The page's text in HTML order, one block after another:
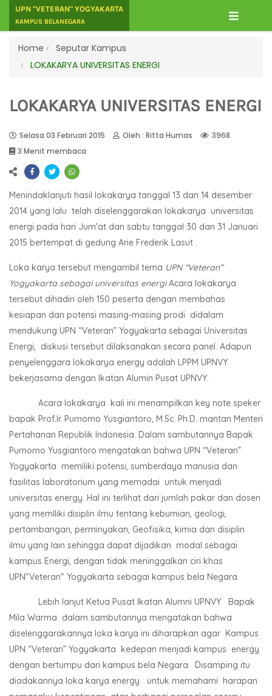
UPN "VETERAN" YOGYAKARTA
KAMPUS BELANEGARA
Home
Seputar Kampus
LOKAKARYA UNIVERSITAS ENERGI
LOKAKARYA UNIVERSITAS ENERGI
Selasa 03 Februari 2015 Oleh : Ritta Humas
3968
3 Menit membaca
Menindaklanjuti hasil lokakarya tanggal 13 dan 14 desember
2014 yang lalu telah diselenggarakan lokakarya universitas
energi pada hari Jum’at dan sabtu tanggal 30 dan 31 Januari
2015 bertempat di gedung Arie Frederik Lasut .
Loka karya tersebut mengambil tema UPN “Veteran”
Yogyakarta sebagai universitas energiAcara lokakarya
tersebut dihadiri oleh 150 peserta dengan membahas
kesiapan dan potensi masing-masing prodi didalam
mendukung UPN “Veteran” Yogyakarta sebagai Universitas
Energi, diskusi tersebut dilaksanakan secara panel. Adapun
penyelenggara lokakarya energy adalah LPPM UPNVY
bekerjasama dengan Ikatan Alumin Pusat UPNVY.
Acara lokakarya kali ini menampilkan key note speker
bapak Prof.Ir. Purnomo Yusgiantoro, M.Sc. Ph.D. mantan Menteri
Pertahanan Republik Indonesia. Dalam sambutannya Bapak
Purnomo Yusgiantoro mengatakan bahwa UPN “Veteran”
Yogyakarta memiliki potensi, sumberdaya manusia dan
fasilitas laboratorium yang memadai untuk menjadi
universitas energy. Hal ini terlihat dari jumlah pakar dan dosen
yang memIliki disiplin ilmu tentang kebumian, geologi,
pertambangan, perminyakan, Geofisika, kimia dan disiplin
ilmu yang lain sehingga dapat dijadikan modal sebagai
kampus Energi, dengan tidak meninggalkan ciri khas
UPN"Veteran" Yogyakarta sebagai kampus bela Negara.
Lebih lanjut Ketua Pusat Ikatan Alumni UPNVY Bapak
Mila Warma dalam sambutannya mengatakan bahwa
diselenggarakannya loka karya ini diharapkan agar Kampus
UPN “Veteran” Yogyakarta kedepan menjadi kampus energy
dengan bertumpu dari kampus bela Negara. Disamping itu
diadakannya loka karya energy untuk memahami harapan